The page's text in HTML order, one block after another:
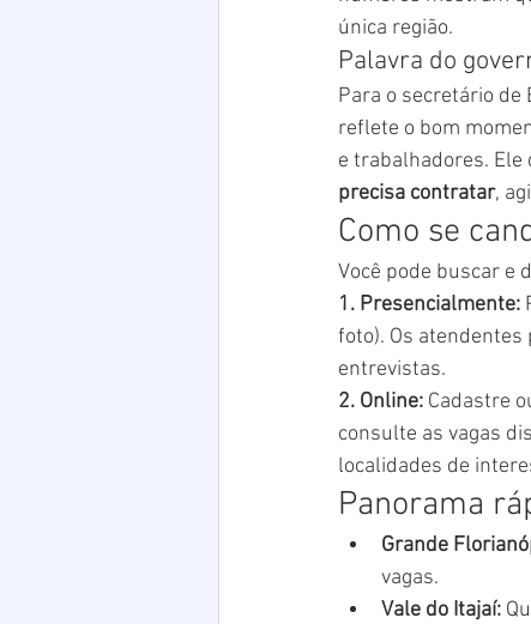
única região.
Palavra do
Para o secretário de
reflete o bom
e trabalhadores. Ele
precisa contratar,
Como se
Você pode buscar e
1. Presencialmente:
foto). Os
entrevistas.
2. Online: Cadastre
consulte as vagas
localidades de
Panorama
Grande
vagas.
Vale do Itajaí: